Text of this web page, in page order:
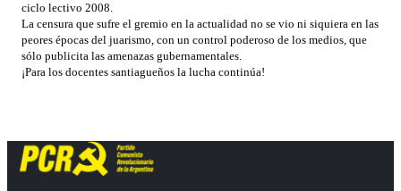
ciclo lectivo 2008.
La censura que sufre el gremio en la actualidad no se vio ni siquiera en las
peores épocas del juarismo, con un control poderoso de los medios, que
sólo publicita las amenazas gubernamentales.
¡Para los docentes santiagueños la lucha continúa!